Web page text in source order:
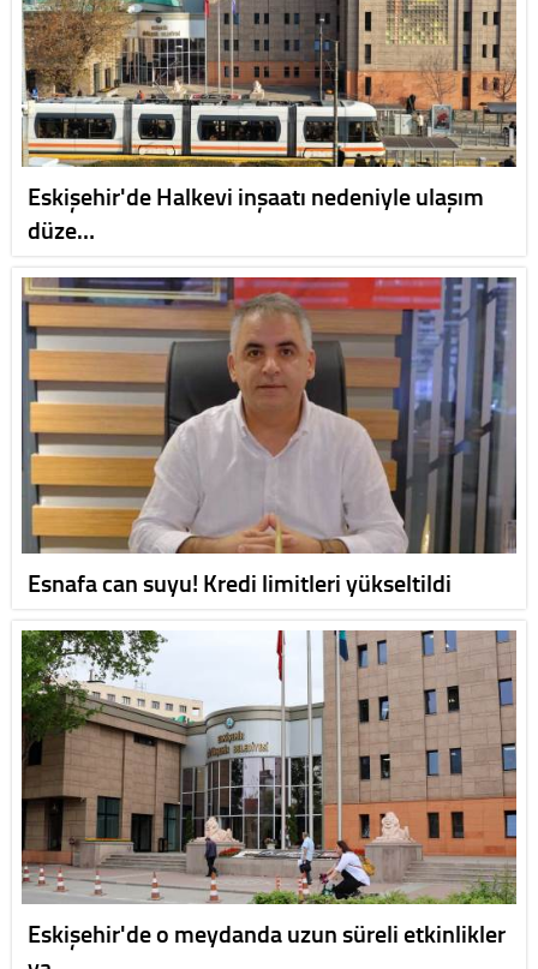
Eskişehir'de Halkevi inşaatı nedeniyle ulaşım
düze…
Esnafa can suyu! Kredi limitleri yükseltildi
Eskişehir'de o meydanda uzun süreli etkinlikler